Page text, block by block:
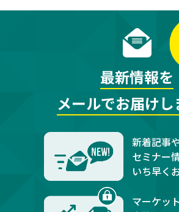
最新情報を
メールでお届けし
新着記事
セミナー
いち早く
マーケッ